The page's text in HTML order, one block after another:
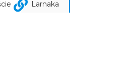
Larnaka